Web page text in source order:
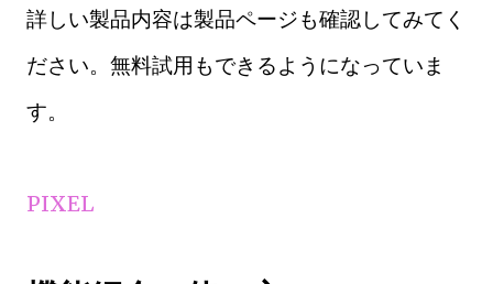
詳しい製品内容は製品ページも確認してみてく
ださい。無料試用もできるようになっていま
す。
PIXEL